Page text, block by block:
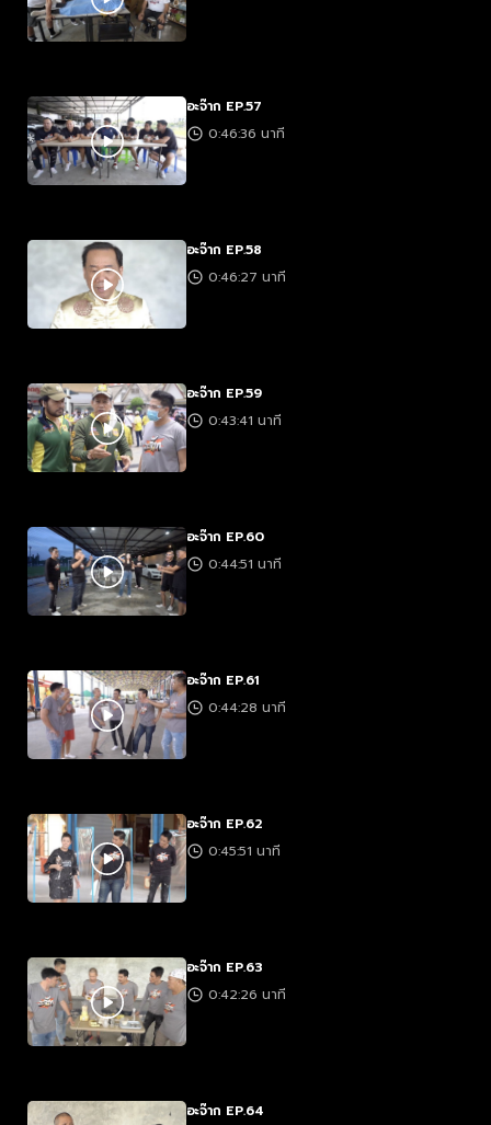
อะจ๊าก EP.57
0:46:36 นาที
อะจ๊าก EP.58
0:46:27 นาที
อะจ๊าก EP.59
0:43:41 นาที
อะจ๊าก EP.60
0:44:51 นาที
อะจ๊าก EP.61
0:44:28 นาที
อะจ๊าก EP.62
0:45:51 นาที
อะจ๊าก EP.63
0:42:26 นาที
อะจ๊าก EP.64